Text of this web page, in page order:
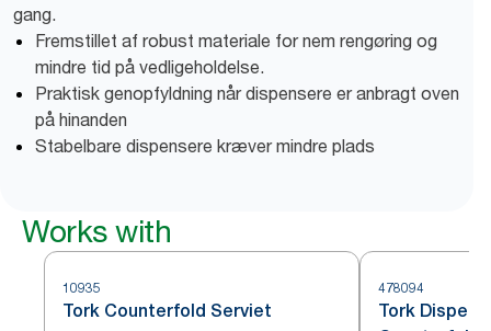
gang.
Fremstillet af robust materiale for nem rengøring og
mindre tid på vedligeholdelse.
Praktisk genopfyldning når dispensere er anbragt oven
på hinanden
Stabelbare dispensere kræver mindre plads
Works with
10935
Tork Counterfold Serviet
478094
Tork